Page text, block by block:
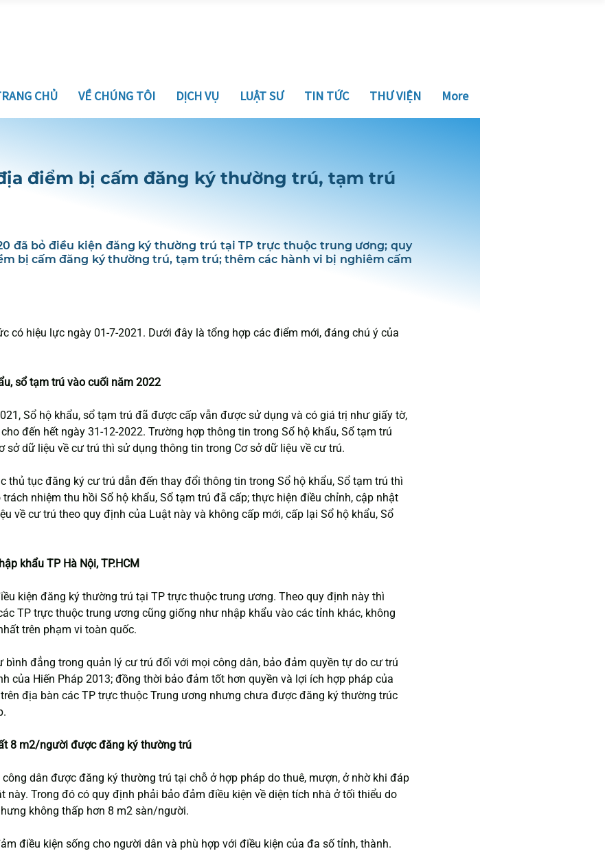
CHỦ VỀ CHÚNG TÔI DỊCH VỤ LUẬT SƯ TIN TỨC THƯ VIỆN More
địa điểm bị cấm đăng ký thường trú, tạm trú
đã bỏ điều kiện đăng ký thường trú tại TP trực thuộc trung ương; quy
bị cấm đăng ký thường trú, tạm trú; thêm các hành vi bị nghiêm cấm
có hiệu lực ngày 01-7-2021. Dưới đây là tổng hợp các điểm mới, đáng chú ý của
sổ tạm trú vào cuối năm 2022
Sổ hộ khẩu, sổ tạm trú đã được cấp vẫn được sử dụng và có giá trị như giấy tờ,
đến hết ngày 31-12-2022. Trường hợp thông tin trong Sổ hộ khẩu, Sổ tạm trú
sở dữ liệu về cư trú thì sử dụng thông tin trong Cơ sở dữ liệu về cư trú.
thủ tục đăng ký cư trú dẫn đến thay đổi thông tin trong Sổ hộ khẩu, Sổ tạm trú thì
nhiệm thu hồi Sổ hộ khẩu, Sổ tạm trú đã cấp; thực hiện điều chỉnh, cập nhật
về cư trú theo quy định của Luật này và không cấp mới, cấp lại Sổ hộ khẩu, Sổ
khẩu TP Hà Nội, TP.HCM
kiện đăng ký thường trú tại TP trực thuộc trung ương. Theo quy định này thì
TP trực thuộc trung ương cũng giống như nhập khẩu vào các tỉnh khác, không
trên phạm vi toàn quốc.
bình đẳng trong quản lý cư trú đối với mọi công dân, bảo đảm quyền tự do cư trú
của Hiến Pháp 2013; đồng thời bảo đảm tốt hơn quyền và lợi ích hợp pháp của
địa bàn các TP trực thuộc Trung ương nhưng chưa được đăng ký thường trúc
8 m2/người được đăng ký thường trú
dân được đăng ký thường trú tại chỗ ở hợp pháp do thuê, mượn, ở nhờ khi đáp
này. Trong đó có quy định phải bảo đảm điều kiện về diện tích nhà ở tối thiểu do
không thấp hơn 8 m2 sàn/người.
điều kiện sống cho người dân và phù hợp với điều kiện của đa số tỉnh, thành.